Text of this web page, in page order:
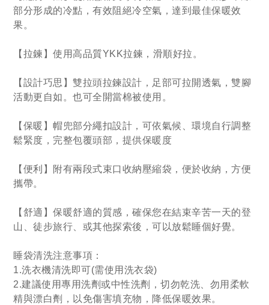
部分形成的冷點，有效阻絕冷空氣，達到最佳保暖效
果。
【拉鍊】使用高品質YKK拉鍊，滑順好拉。
【設計巧思】雙拉頭拉鍊設計，足部可拉開透氣，雙腳
活動更自如。也可全開當棉被使用。
【保暖】帽兜部分繩扣設計，可依氣候、環境自行調整
鬆緊度，完整包覆頭部，提供保暖度
【便利】附有兩段式束口收納壓縮袋，便於收納，方便
攜帶。
【舒適】保暖舒適的質感，確保您在結束辛苦一天的登
山、徒步旅行、或其他探索後，可以放鬆睡個好覺。
睡袋清洗注意事項：
1.洗衣機清洗即可(需使用洗衣袋)
2.建議使用專用洗劑或中性洗劑，切勿乾洗、勿用柔軟
精與漂白劑，以免傷害填充物，降低保暖效果。